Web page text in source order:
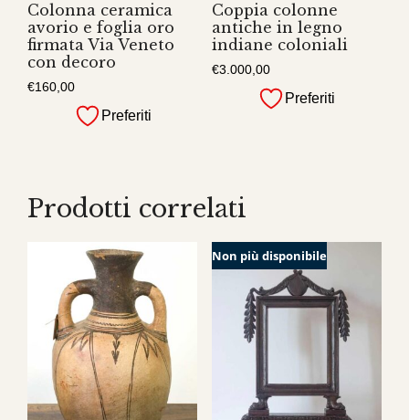
Colonna ceramica
avorio e foglia oro
firmata Via Veneto
con decoro
€160,00
Preferiti
Coppia colonne
antiche in legno
indiane coloniali
€3.000,00
Preferiti
Prodotti correlati
Non più disponibile